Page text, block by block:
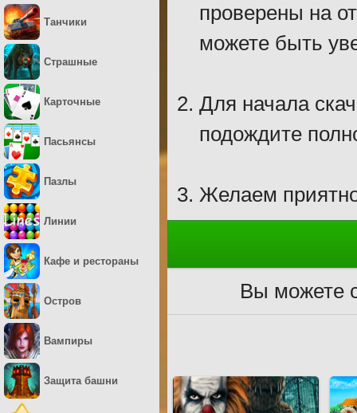
проверены на
можете быть
Для начала
подождите
Желаем
Вы можете
Танчики
Страшные
Карточные
Пасьянсы
Пазлы
Линии
Кафе и рестораны
Остров
Вампиры
Защита башни